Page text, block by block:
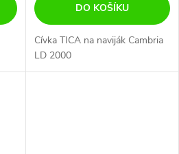
DO KOŠÍKU
Cívka TICA na naviják Cambria
LD 2000